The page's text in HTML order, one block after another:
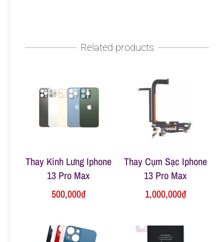
đ Related products
Thay Kính Lưng Iphone
13 Pro Max
500,000₫
Thay Cụm Sạc Iphone
13 Pro Max
1,000,000₫